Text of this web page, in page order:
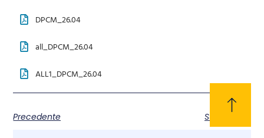
DPCM_26.04
all_DPCM_26.04
ALL1_DPCM_26.04
Precedente Successivo